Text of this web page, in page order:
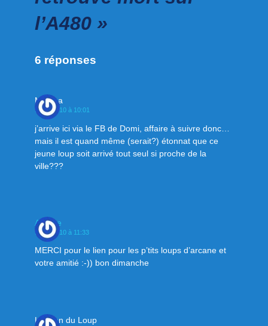
l’A480 »
6 réponses
Mahina
9 mai 2010 à 10:01
j’arrive ici via le FB de Domi, affaire à suivre donc…
mais il est quand même (serait?) étonnat que ce
jeune loup soit arrivé tout seul si proche de la
ville???
Arcane
9 mai 2010 à 11:33
MERCI pour le lien pour les p’tits loups d’arcane et
votre amitié :-)) bon dimanche
Le Klan du Loup